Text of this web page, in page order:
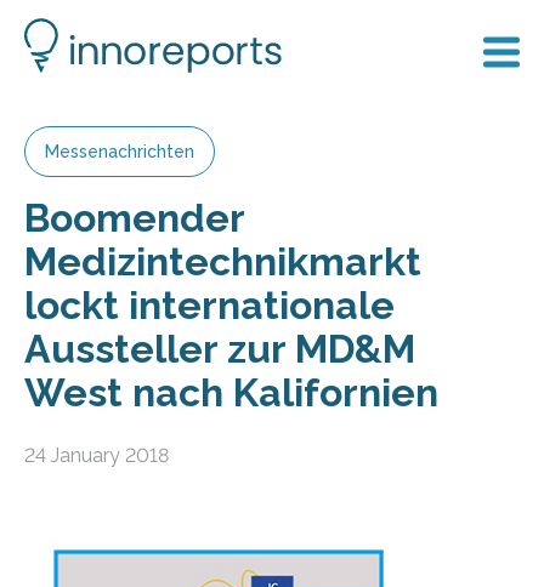
Messenachrichten
Boomender
Medizintechnikmarkt
lockt internationale
Aussteller zur MD&M
West nach Kalifornien
24 January 2018